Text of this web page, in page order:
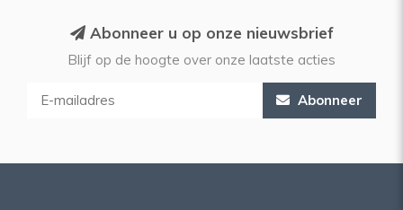
Abonneer u op onze nieuwsbrief
Blijf op de hoogte over onze laatste acties
Abonneer